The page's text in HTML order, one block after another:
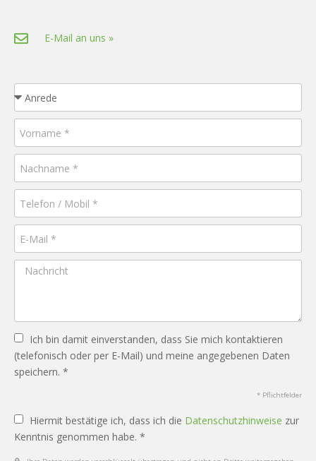
E-Mail an uns »
Ich bin damit einverstanden, dass Sie mich kontaktieren
(telefonisch oder per E-Mail) und meine angegebenen Daten
speichern. *
* Pflichtfelder
Hiermit bestätige ich, dass ich die Datenschutzhinweise zur
Kenntnis genommen habe. *